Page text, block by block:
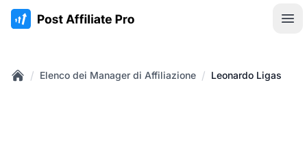
:site.title
/ Elenco dei Manager di Affiliazione / Leonardo Ligas